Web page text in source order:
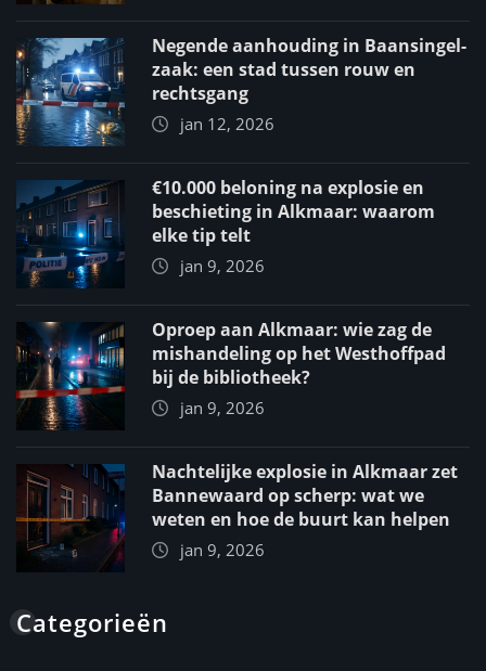
Negende aanhouding in Baansingel-
zaak: een stad tussen rouw en
rechtsgang
jan 12, 2026
€10.000 beloning na explosie en
beschieting in Alkmaar: waarom
elke tip telt
jan 9, 2026
Oproep aan Alkmaar: wie zag de
mishandeling op het Westhoffpad
bij de bibliotheek?
jan 9, 2026
Nachtelijke explosie in Alkmaar zet
Bannewaard op scherp: wat we
weten en hoe de buurt kan helpen
jan 9, 2026
Categorieën